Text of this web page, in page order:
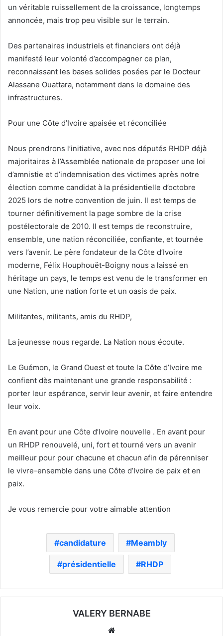
un véritable ruissellement de la croissance, longtemps
annoncée, mais trop peu visible sur le terrain.
Des partenaires industriels et financiers ont déjà
manifesté leur volonté d’accompagner ce plan,
reconnaissant les bases solides posées par le Docteur
Alassane Ouattara, notamment dans le domaine des
infrastructures.
Pour une Côte d’Ivoire apaisée et réconciliée
Nous prendrons l’initiative, avec nos députés RHDP déjà
majoritaires à l’Assemblée nationale de proposer une loi
d’amnistie et d’indemnisation des victimes après notre
élection comme candidat à la présidentielle d’octobre
2025 lors de notre convention de juin. Il est temps de
tourner définitivement la page sombre de la crise
postélectorale de 2010. Il est temps de reconstruire,
ensemble, une nation réconciliée, confiante, et tournée
vers l’avenir. Le père fondateur de la Côte d’Ivoire
moderne, Félix Houphouët-Boigny nous a laissé en
héritage un pays, le temps est venu de le transformer en
une Nation, une nation forte et un oasis de paix.
Militantes, militants, amis du RHDP,
La jeunesse nous regarde. La Nation nous écoute.
Le Guémon, le Grand Ouest et toute la Côte d’Ivoire me
confient dès maintenant une grande responsabilité :
porter leur espérance, servir leur avenir, et faire entendre
leur voix.
En avant pour une Côte d’Ivoire nouvelle . En avant pour
un RHDP renouvelé, uni, fort et tourné vers un avenir
meilleur pour pour chacune et chacun afin de pérenniser
le vivre-ensemble dans une Côte d’Ivoire de paix et en
paix.
Je vous remercie pour votre aimable attention
candidature Meambly
présidentielle RHDP
VALERY BERNABE